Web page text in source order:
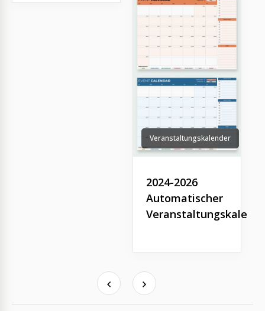
Veranstaltungskalender
2024-2026
Automatischer